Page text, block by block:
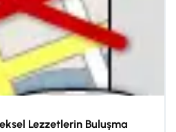
Lezzetlerin Buluşma